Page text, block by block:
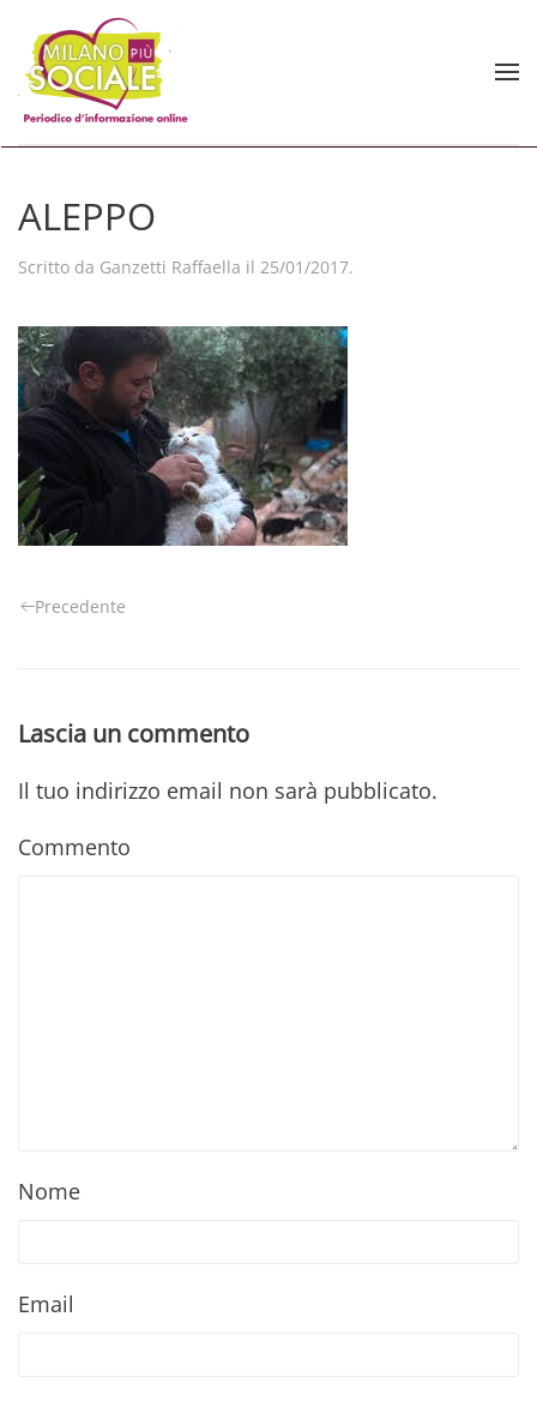
Skip to main content
ALEPPO
Scritto da Ganzetti Raffaella il 25/01/2017.
Precedente
Lascia un commento
Il tuo indirizzo email non sarà pubblicato.
Commento
Nome
Email